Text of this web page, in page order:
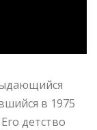
в 1975
детство